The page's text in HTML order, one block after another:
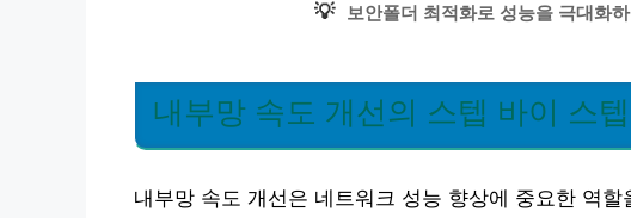
💡 보안폴더 최적화로 성능을 극대화
내부망 속도 개선의 스텝 바이 스텝
내부망 속도 개선은 네트워크 성능 향상에 중요한 역